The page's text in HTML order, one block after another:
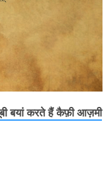
बयां करते हैं कैफ़ी आज़मी